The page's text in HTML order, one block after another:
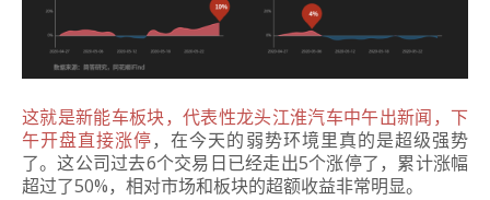
这就是新能车板块，代表性龙头江淮汽车中午出新闻，下
午开盘直接涨停，在今天的弱势环境里真的是超级强势
了。这公司过去6个交易日已经走出5个涨停了，累计涨幅
超过了50%，相对市场和板块的超额收益非常明显。